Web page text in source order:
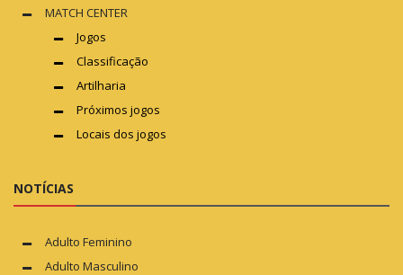
MATCH CENTER
Jogos
Classificação
Artilharia
Próximos jogos
Locais dos jogos
NOTÍCIAS
Adulto Feminino
Adulto Masculino